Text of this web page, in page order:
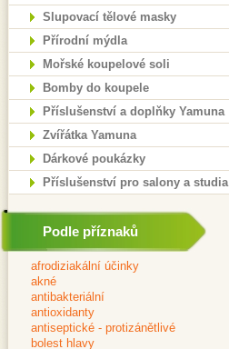
Slupovací tělové masky
Přírodní mýdla
Mořské koupelové soli
Bomby do koupele
Příslušenství a doplňky Yamuna
Zvířátka Yamuna
Dárkové poukázky
Příslušenství pro salony a studia
Podle příznaků